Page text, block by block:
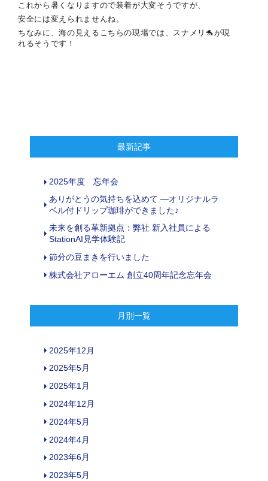
これから暑くなりますので装着が大変そうですが、
安全には変えられませんね。
ちなみに、海の見えるこちらの現場では、スナメリ🐬が現
れるそうです！
最新記事
2025年度 忘年会
ありがとうの気持ちを込めて ―オリジナルラ
ベル付ドリップ珈琲ができました♪
未来を創る革新拠点：弊社 新入社員による
StationAI見学体験記
節分の豆まきを行いました
株式会社アローエム 創立40周年記念忘年会
月別一覧
2025年12月
2025年5月
2025年1月
2024年12月
2024年5月
2024年4月
2023年6月
2023年5月